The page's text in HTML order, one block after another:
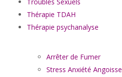
Thérapie TDAH
Thérapie psychanalyse
Arrêter de Fumer
Stress Anxiété Angoisse